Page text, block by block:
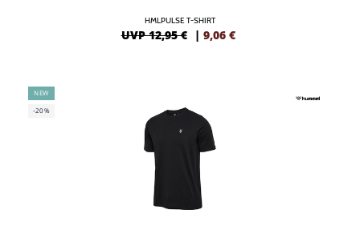
HMLPULSE T-SHIRT
UVP 12,95 € | 9,06 €
NEW
-20%